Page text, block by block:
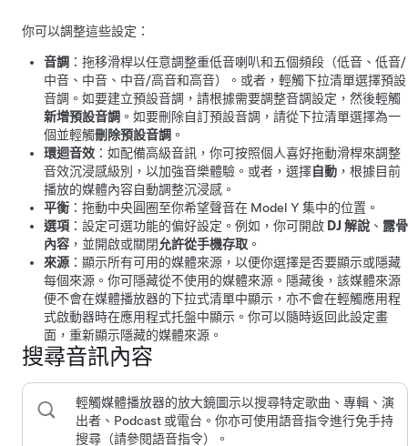
你可以調整這些設定：
音調 ：拖移滑桿以任意調整重低音喇叭和五個頻段（低音、低音/
中音、中音、中音/高音和高音）。或者，輕觸下拉清單選擇預設
音調。如要建立預設音調，請根據需要調整音調設定，然後輕觸
新增預設音調 。如要刪除自訂預設音調，請從下拉清單選擇為一
個並輕觸刪除預設音調 。
環迴音效 ：如配備高級音訊，你可按照個人喜好拖動滑桿來調整
音效沉浸感級別，以加強音樂體驗。或者，選擇自動 ，根據目前
播放的媒體內容自動調整沉浸感。
平衡 ：拖動中央圓圈至你希望聲音在 Model Y 集中的位置。
選項 ：設定可選功能的偏好設定。例如，你可開啟 DJ 解說 、 露骨
內容 ，並開啟或關閉允許從手機存取 。
來源 ：顯示所有可用的媒體來源，以便你選擇是否要顯示或隱藏
每個來源。你可隱藏從不使用的媒體來源。隱藏後，該媒體來源
便不會在媒體播放器的下拉式清單中顯示，亦不會在輕觸應用程
式啟動器時在應用程式托盤中顯示。你可以隨時返回此設定畫
面，重新顯示隱藏的媒體來源。
搜尋音訊內容
輕觸媒體播放器的放大鏡圖示以搜尋特定歌曲、專輯、演
出者、Podcast 或電台。你亦可使用語音指令進行免手持
搜尋（請參閱語音指令）。